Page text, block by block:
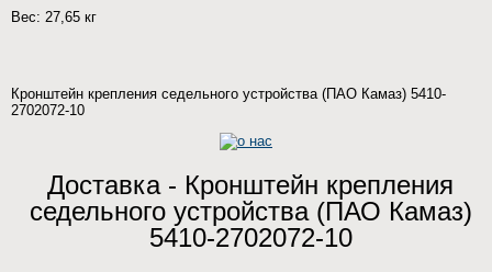
Вес: 27,65 кг
Кронштейн крепления седельного устройства (ПАО Камаз) 5410-
2702072-10
Доставка - Кронштейн крепления
седельного устройства (ПАО Камаз)
5410-2702072-10